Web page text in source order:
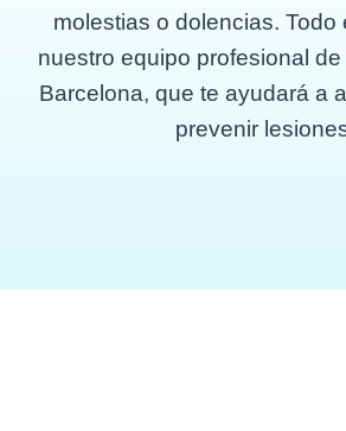
molestias o dolencias. Todo
nuestro equipo profesional
Barcelona, que te ayudará a
prevenir